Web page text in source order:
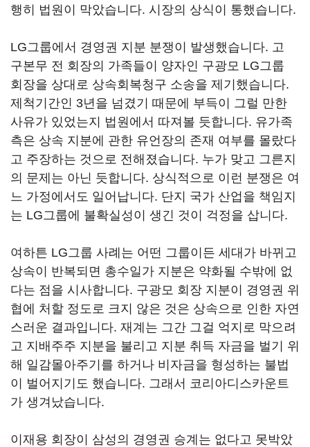
행히 법원이 막았습니다. 시장의 상식이 통했습니다.
LG그룹에서 경영권 지분 분쟁이 발생했습니다. 고
구본무 전 회장의 가족들이 양자인 구광모 LG그룹
회장을 상대로 상속회복청구 소송을 제기했습니다.
제척기간인 3년을 넘겼기 때문에 부득이 그럴 만한
사유가 있었는지 법원에서 따져볼 듯합니다. 유가족
측은 상속 지분에 관한 유언장의 존재 여부를 몰랐다
고 주장하는 것으로 전해졌습니다. 누가 맞고 그른지
의 문제는 아닌 듯합니다. 상식적으로 이런 분쟁은 여
느 가정에서도 일어납니다. 단지 국가 산업을 책임지
는 LG그룹에 불확실성이 생긴 것이 걱정을 삽니다.
여하튼 LG그룹 사례는 어떤 그룹이든 세대가 바뀌고
상속이 반복되면 총수일가 지분은 약화될 수밖에 없
다는 점을 시사합니다. 구광모 회장 지분이 경영권 위
협에 처할 정도로 크지 않은 것은 상속으로 인한 자연
스러운 결과입니다. 재계는 그간 그걸 억지로 막으려
고 지배주주 지분을 불리고 지분 취득 자금을 벌기 위
해 일감몰아주기를 하거나 비자금을 형성하는 불법
이 벌어지기도 했습니다. 그래서 코리아디스카운트
가 생겨났습니다.
이재용 회장이 삼성의 경영권 승계는 없다고 못박았